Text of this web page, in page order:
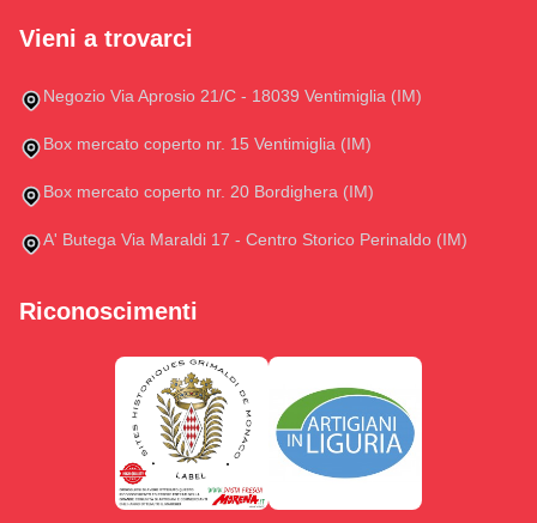
Vieni a trovarci
Negozio Via Aprosio 21/C - 18039 Ventimiglia (IM)
Box mercato coperto nr. 15 Ventimiglia (IM)
Box mercato coperto nr. 20 Bordighera (IM)
A' Butega Via Maraldi 17 - Centro Storico Perinaldo (IM)
Riconoscimenti